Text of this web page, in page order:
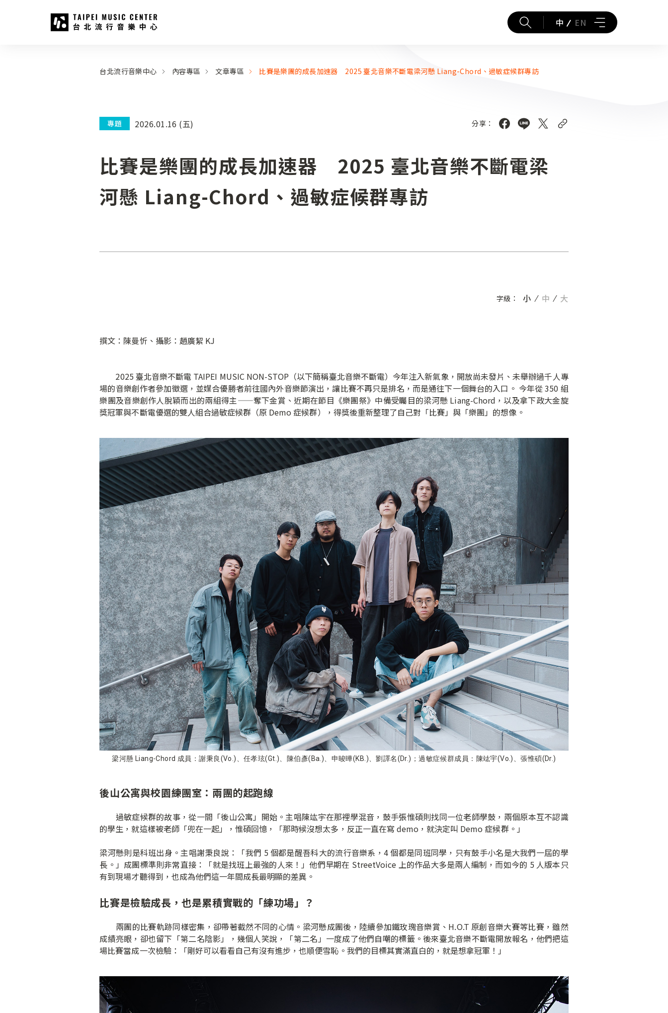
::: 中 EN
台北流行音樂中心 內容專區 文章專區 比賽是樂團的成長加速器 2025 臺北音樂不斷電梁河懸 Liang-Chord、過敏症候群專訪
專題 2026.01.16 (五) 分享：
比賽是樂團的成長加速器 2025 臺北音樂不斷電梁
河懸 Liang-Chord、過敏症候群專訪
字級： 小 中 大
撰文：陳曼忻、攝影：趙廣絜 KJ
2025 臺北音樂不斷電 TAIPEI MUSIC NON-STOP（以下簡稱臺北音樂不斷電）今年注入新氣象，開放尚未發片、未舉辦過千人專
場的音樂創作者參加徵選，並媒合優勝者前往國內外音樂節演出，讓比賽不再只是排名，而是通往下一個舞台的入口。 今年從 350 組
樂團及音樂創作人脫穎而出的兩組得主——奪下金賞、近期在節目《樂團祭》中備受矚目的梁河懸 Liang-Chord，以及拿下政大金旋
獎冠軍與不斷電優選的雙人組合過敏症候群（原 Demo 症候群），得獎後重新整理了自己對「比賽」與「樂團」的想像。
梁河懸 Liang-Chord 成員：謝秉良(Vo.)、任孝玹(Gt.)、陳伯彥(Ba.)、申晙曄(KB.)、劉譯名(Dr.)；過敏症候群成員：陳竑宇(Vo.)、張惟碩(Dr.)
後山公寓與校園練團室：兩團的起跑線
過敏症候群的故事，從一間「後山公寓」開始。主唱陳竑宇在那裡學混音，鼓手張惟碩則找同一位老師學鼓，兩個原本互不認識
的學生，就這樣被老師「兜在一起」，惟碩回憶，「那時候沒想太多，反正一直在寫 demo，就決定叫 Demo 症候群。」
梁河懸則是科班出身。主唱謝秉良說：「我們 5 個都是醒吾科大的流行音樂系，4 個都是同班同學，只有鼓手小名是大我們一屆的學
長。」成團標準則非常直接：「就是找班上最強的人來！」他們早期在 StreetVoice 上的作品大多是兩人編制，而如今的 5 人版本只
有到現場才聽得到，也成為他們這一年間成長最明顯的差異。
比賽是檢驗成長，也是累積實戰的「練功場」？
兩團的比賽軌跡同樣密集，卻帶著截然不同的心情。梁河懸成團後，陸續參加鐵玫瑰音樂賞、H.O.T 原創音樂大賽等比賽，雖然
成績亮眼，卻也留下「第二名陰影」，幾個人笑說，「第二名」一度成了他們自嘲的標籤。後來臺北音樂不斷電開放報名，他們把這
場比賽當成一次檢驗：「剛好可以看看自己有沒有進步，也順便雪恥。我們的目標其實滿直白的，就是想拿冠軍！」